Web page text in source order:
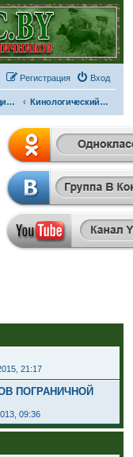
Вход
Регистрация
Учебные и медицинские заведения Кинологический центр ОПС
21:17
ПОГРАНИЧНОЙ
09:36